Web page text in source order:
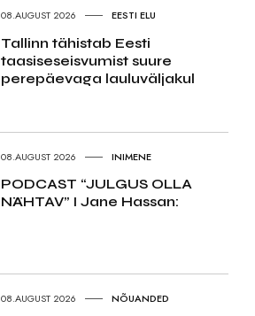
08.AUGUST 2026 EESTI ELU
Tallinn tähistab Eesti
taasiseseisvumist suure
perepäevaga lauluväljakul
08.AUGUST 2026 INIMENE
PODCAST “JULGUS OLLA
NÄHTAV” I Jane Hassan:
08.AUGUST 2026 NÕUANDED